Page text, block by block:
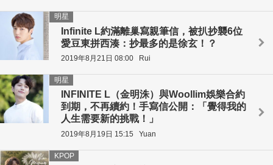
Infinite L約滿離巢寫親筆信，被扒抄襲6位
愛豆東拼西湊：抄最多的是徐玄！？
明星
2019年8月21日 08:00 Rui
INFINITE L（金明洙）與Woollim娛樂合約
到期，不再續約！手寫信公開：「覺得我的
人生需要新的挑戰！」
明星
2019年8月19日 15:15 Yuan
KPOP